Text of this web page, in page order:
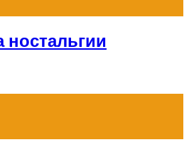
ностальгии